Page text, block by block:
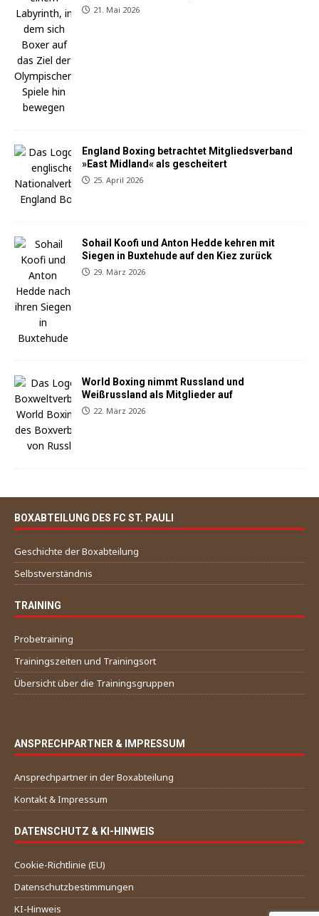
21. Mai 2026
England Boxing betrachtet Mitgliedsverband
»East Midland« als gescheitert
25. April 2026
Sohail Koofi und Anton Hedde kehren mit
Siegen in Buxtehude auf den Kiez zurück
29. März 2026
World Boxing nimmt Russland und
Weißrussland als Mitglieder auf
22. März 2026
BOXABTEILUNG DES FC ST. PAULI
Geschichte der Boxabteilung
Selbstverständnis
TRAINING
Probetraining
Trainingszeiten und Trainingsort
Übersicht über die Trainingsgruppen
ANSPRECHPARTNER & IMPRESSUM
Ansprechpartner in der Boxabteilung
Kontakt & Impressum
DATENSCHUTZ & KI-HINWEIS
Cookie-Richtlinie (EU)
Datenschutzbestimmungen
KI-Hinweis